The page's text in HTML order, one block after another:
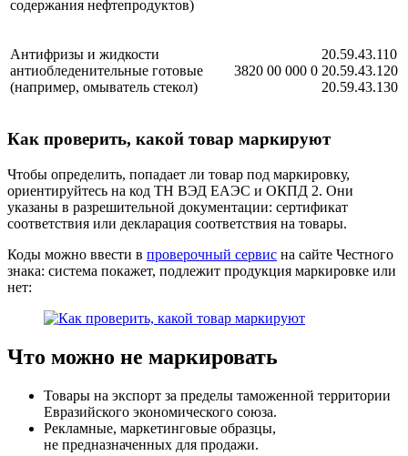
содержания нефтепродуктов)
Антифризы и жидкости
антиобледенительные готовые
(например, омыватель стекол)
3820 00 000 0
20.59.43.110
20.59.43.120
20.59.43.130
Как проверить, какой товар маркируют
Чтобы определить, попадает ли товар под маркировку,
ориентируйтесь на код ТН ВЭД ЕАЭС и ОКПД 2. Они
указаны в разрешительной документации: сертификат
соответствия или декларация соответствия на товары.
Коды можно ввести в проверочный сервис на сайте Честного
знака: система покажет, подлежит продукция маркировке или
нет:
Что можно не маркировать
Товары на экспорт за пределы таможенной территории
Евразийского экономического союза.
Рекламные, маркетинговые образцы,
не предназначенных для продажи.